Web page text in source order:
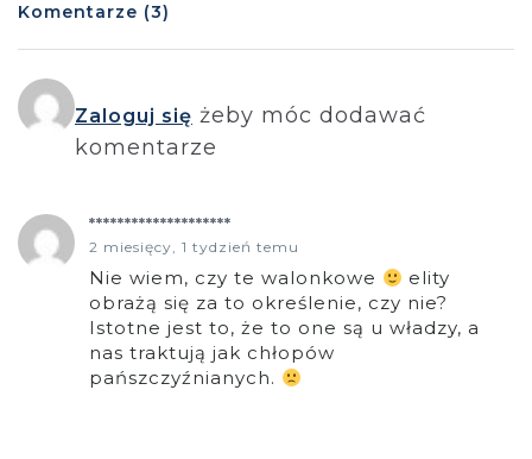
Komentarze (3)
Zaloguj się żeby móc dodawać
komentarze
********************
2 miesięcy, 1 tydzień temu
Nie wiem, czy te walonkowe
elity
obrażą się za to określenie, czy nie?
Istotne jest to, że to one są u władzy, a
nas traktują jak chłopów
pańszczyźnianych.